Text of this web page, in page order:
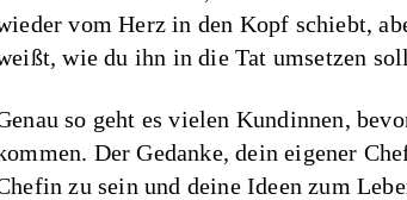
vom Herz in den Kopf schiebt,
wie du ihn in die Tat umsetzen
so geht es vielen Kundinnen,
Der Gedanke, dein eigener
zu sein und deine Ideen zum